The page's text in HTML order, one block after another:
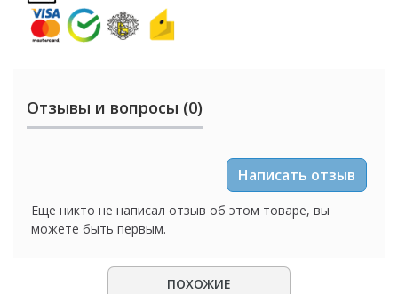
Отзывы и вопросы (0)
Написать отзыв
Еще никто не написал отзыв об этом товаре, вы
можете быть первым.
ПОХОЖИЕ